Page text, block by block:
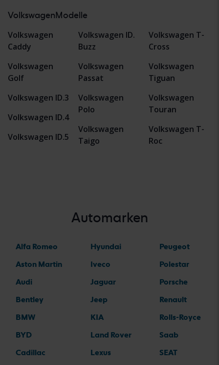
VolkswagenModelle
Volkswagen
Caddy
Volkswagen
Golf
Volkswagen ID.3
Volkswagen ID.4
Volkswagen ID.5
Volkswagen ID.
Buzz
Volkswagen
Passat
Volkswagen
Polo
Volkswagen
Taigo
Volkswagen T-
Cross
Volkswagen
Tiguan
Volkswagen
Touran
Volkswagen T-
Roc
Automarken
Alfa Romeo
Aston Martin
Audi
Bentley
BMW
BYD
Cadillac
Hyundai
Iveco
Jaguar
Jeep
KIA
Land Rover
Lexus
Peugeot
Polestar
Porsche
Renault
Rolls-Royce
Saab
SEAT